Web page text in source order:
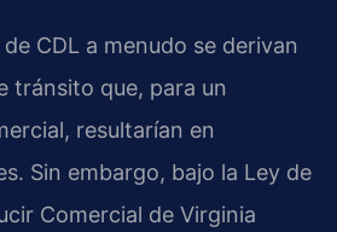
CDL a menudo se derivan
tránsito que, para un
resultarían en
Sin embargo, bajo la Ley de
Comercial de Virginia